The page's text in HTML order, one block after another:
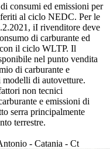
consumi ed emissioni per
al ciclo NEDC. Per le
iI rivenditore deve
di carburante ed
il ciclo WLTP. Il
nel punto vendita
di carburante e
di autovetture.
non tecnici
e emissioni di
serra principalmente
terrestre.
- Catania - Ct